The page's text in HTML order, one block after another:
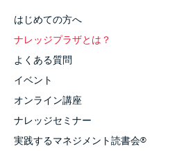
はじめての方へ
ナレッジプラザとは？
よくある質問
イベント
オンライン講座
ナレッジセミナー
実践するマネジメント読書会®